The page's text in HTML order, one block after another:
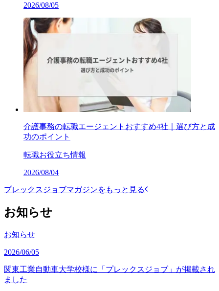
2026/08/05
介護事務の転職エージェントおすすめ4社｜選び方と成
功のポイント
転職お役立ち情報
2026/08/04
プレックスジョブマガジンをもっと見る
お知らせ
お知らせ
2026/06/05
関東工業自動車大学校様に「プレックスジョブ」が掲載され
ました